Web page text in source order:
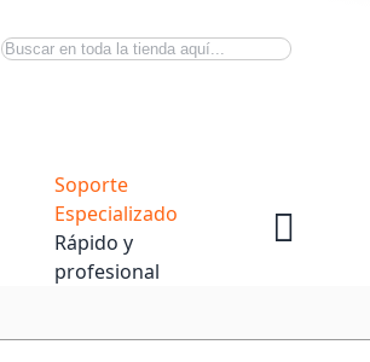
Buscar
Soporte
Especializado
Rápido y
profesional